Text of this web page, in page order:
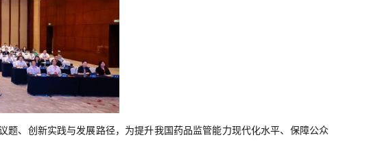
、创新实践与发展路径，为提升我国药品监管能力现代化水平、保障公众